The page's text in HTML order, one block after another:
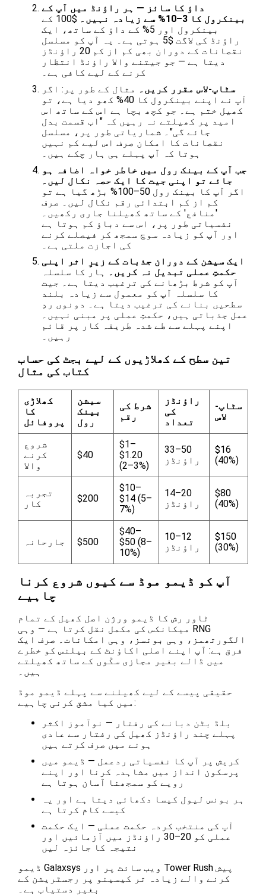
داؤ کا سائز — ہر راؤنڈ میں آپ کے
بینکرول کا 3–10% سے زیادہ نہیں۔
$100 کے
بینکرول اور 5% کے داؤ کے ساتھ، ایک
راؤنڈ کی لاگت $5 ہوتی ہے۔ یہ آپ کو مسلسل
نقصانات کے دوران بھی کم از کم 20 راؤنڈز
دیتا ہے — جو جیتنے والا راؤنڈ انتظار
کرنے کے لیے کافی ہے۔
سٹاپ-لاس مقرر کریں۔ مثال کے طور پر: اگر
آپ نے اپنے بینکرول کا 40% کھو دیا ہے، تو
کھیل ختم ہے۔ جو کچھ بچا ہے اس کے ساتھ اس
امید پر کھیلتے نہ رہیں کہ "اب قسمت بدل
جائے گی"۔ شماریاتی طور پر، مسلسل
نقصانات کا امکان صرف اس لیے کم نہیں
ہوتا کہ آپ پہلے ہی ہار چکے ہیں۔
جب آپ کے بینک رول میں خاطر خواہ اضافہ ہو
جائے تو اپنی جیت کا ایک حصہ نکال لیں۔
اگر آپ کا بینک رول 50–100% بڑھ گیا ہے تو
کم از کم ابتدائی رقم نکال لیں۔ صرف
'منافع' کے ساتھ کھیلنا جاری رکھیں۔
نفسیاتی طور پر، اس سے دباؤ کم ہوتا ہے
اور آپ کو زیادہ سوچ سمجھ کر فیصلے کرنے
کی اجازت ملتی ہے۔
ایک سیشن کے دوران جذبات کے زیرِ اثر اپنی
حکمتِ عملی تبدیل نہ کریں۔
ہار کا سلسلہ
آپ کو شرط بڑھانے کی ترغیب دیتا ہے۔ جیت
کا سلسلہ آپ کو معمول سے زیادہ بلند
سطحیں بنانے کی ترغیب دیتا ہے۔ دونوں ردِ
عمل جذباتی ہیں، حکمتِ عملی پر مبنی نہیں۔
اپنے پہلے سے طے شدہ طریقہ کار پر قائم
رہیں۔
تین سطح کے کھلاڑیوں کے لیے بجٹ کی حساب
کتاب کی مثال
کھلاڑی
کا
پروفائل
سیشن
بینک
رول
شرط کی
رقم
راؤنڈز
کی
تعداد
سٹاپ-
لاس
شروع
کرنے
والا
$40
$1–
$1.20
(2–3%)
33–50
راؤنڈز
$16
(40%)
تجربہ
کار
$200
$10–
$14 (5–
7%)
14–20
راؤنڈز
$80
(40%)
جارحانہ $500
$40–
$50 (8–
10%)
10–12
راؤنڈز
$150
(30%)
آپ کو ڈیمو موڈ سے کیوں شروع کرنا
چاہیے
ٹاور رش کا ڈیمو ورژن اصل کھیل کے تمام
میکانکس کی مکمل نقل کرتا ہے — وہی RNG
الگورتھمز، وہی بونسز، وہی امکانات۔ صرف ایک
فرق ہے: آپ اپنے اصلی اکاؤنٹ کے بیلنس کو خطرے
میں ڈالے بغیر مجازی سکّوں کے ساتھ کھیلتے
ہیں۔
حقیقی پیسے کے لیے کھیلنے سے پہلے ڈیمو موڈ
میں کیا مشق کرنی چاہیے:
بلڈ بٹن دبانے کی رفتار — نوآموز اکثر
پہلے چند راؤنڈز کھیل کی رفتار سے عادی
ہونے میں صرف کرتے ہیں
کریش پر آپ کا نفسیاتی ردعمل — ڈیمو میں
پرسکون انداز میں مشاہدہ کرنا اور اپنے
رویے کو سمجھنا آسان ہوتا ہے
ہر بونس لیول کیسا دکھائی دیتا ہے اور یہ
کیسے کام کرتا ہے
آپ کی منتخب کردہ حکمت عملی — ایک حکمت
عملی کو 20–30 راؤنڈز میں آزمائیں اور
نتیجہ کا جائزہ لیں
ڈیمو Galaxsys ویب سائٹ پر اور Tower Rush پیش
کرنے والے زیادہ تر کیسینو پر رجسٹریشن کے
بغیر دستیاب ہے۔